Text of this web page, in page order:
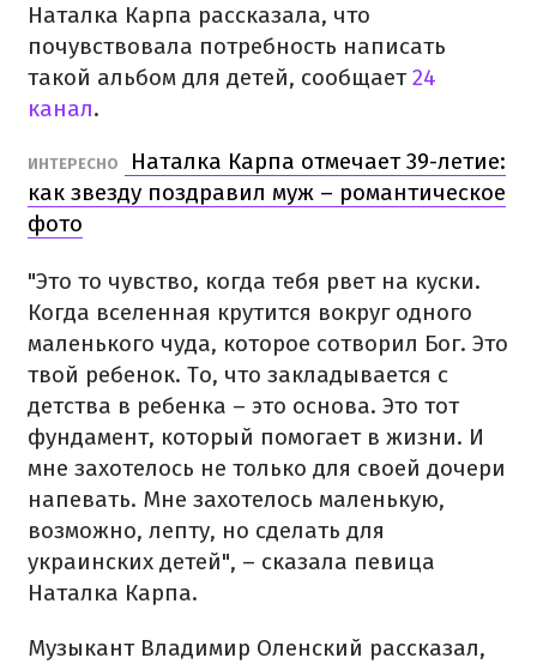
Наталка Карпа рассказала, что
почувствовала потребность написать
такой альбом для детей, сообщает24
канал.
ИНТЕРЕСНО
Наталка Карпа отмечает 39-летие:
как звезду поздравил муж – романтическое
фото
"Это то чувство, когда тебя рвет на куски.
Когда вселенная крутится вокруг одного
маленького чуда, которое сотворил Бог. Это
твой ребенок. То, что закладывается с
детства в ребенка – это основа. Это тот
фундамент, который помогает в жизни. И
мне захотелось не только для своей дочери
напевать. Мне захотелось маленькую,
возможно, лепту, но сделать для
украинских детей", – сказала певица
Наталка Карпа.
Музыкант Владимир Оленский рассказал,